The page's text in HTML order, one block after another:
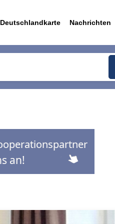
Deutschlandkarte Nachrichten